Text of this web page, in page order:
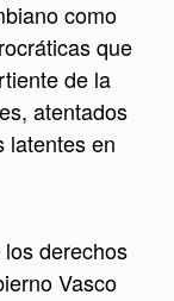
como
que
de la
atentados
latentes en
derechos
Vasco